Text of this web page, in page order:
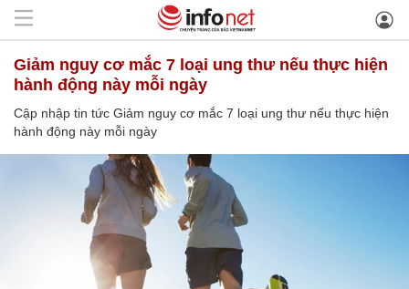
Giảm nguy cơ mắc 7 loại ung thư nếu thực hiện
hành động này mỗi ngày
Cập nhập tin tức Giảm nguy cơ mắc 7 loại ung thư nếu thực hiện
hành động này mỗi ngày